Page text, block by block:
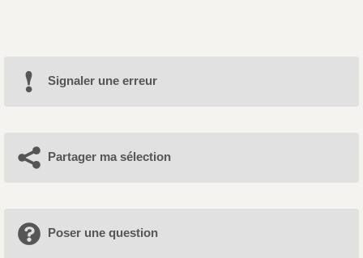
Signaler une erreur
Partager ma sélection
Poser une question